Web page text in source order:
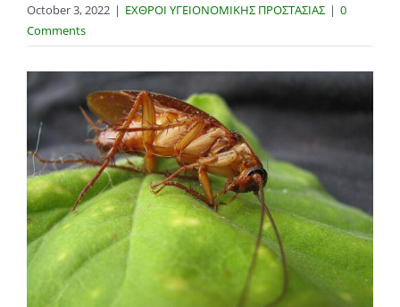
October 3, 2022 | ΕΧΘΡΟΙ ΥΓΕΙΟΝΟΜΙΚΗΣ ΠΡΟΣΤΑΣΙΑΣ | 0
Comments
View
Larger
Image